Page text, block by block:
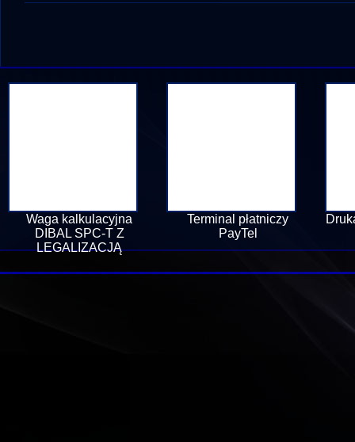
Waga kalkulacyjna
DIBAL SPC-T Z
LEGALIZACJĄ
Terminal płatniczy
PayTel